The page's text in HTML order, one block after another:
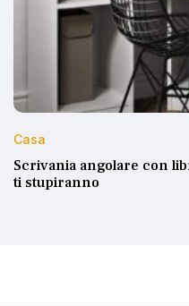
Casa
Scrivania angolare con
ti stupiranno